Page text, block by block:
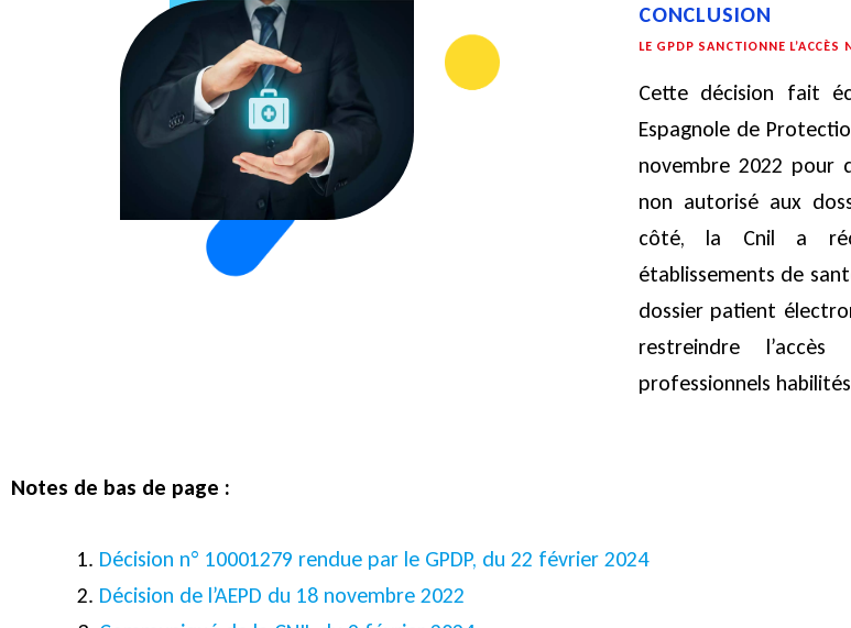
CONCLUSION
LE GPDP SANCTIONNE
Cette décision fait
Espagnole de
novembre 2022 pour
non autorisé aux
côté, la Cnil a
établissements de
dossier patient
restreindre
professionnels
Notes de bas de page :
Décision n° 10001279 rendue par le GPDP, du 22 février 2024
Décision de l’AEPD du 18 novembre 2022